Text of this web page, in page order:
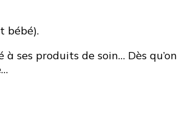
bébé).
ses produits de soin… Dès qu’on